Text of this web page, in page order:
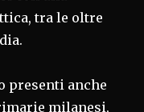
tra le oltre
presenti anche
milanesi,